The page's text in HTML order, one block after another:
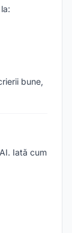
bune,
Iată cum